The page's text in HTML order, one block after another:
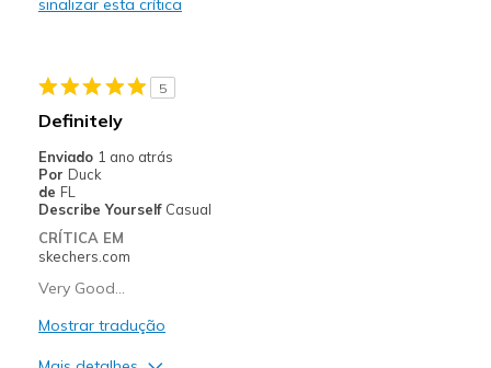
Melhores utilizações
Going Out
Travel
Sizing
View On Shoes
sinalizar esta crítica
5
Definitely
Enviado 1 ano atrás
Por Duck
de FL
Describe Yourself Casual
CRÍTICA EM
skechers.com
Very Good...
Mostrar tradução